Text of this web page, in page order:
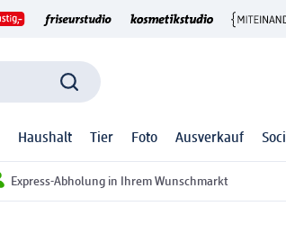
Haushalt Tier Foto Ausverkauf
Express-Abholung in Ihrem Wunschmarkt